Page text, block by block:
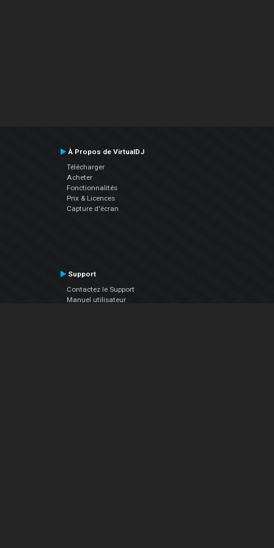
À Propos de VirtualDJ
Télécharger
Acheter
Fonctionnalités
Prix & Licences
Capture d'écran
Support
Contactez le Support
Manuel utilisateur